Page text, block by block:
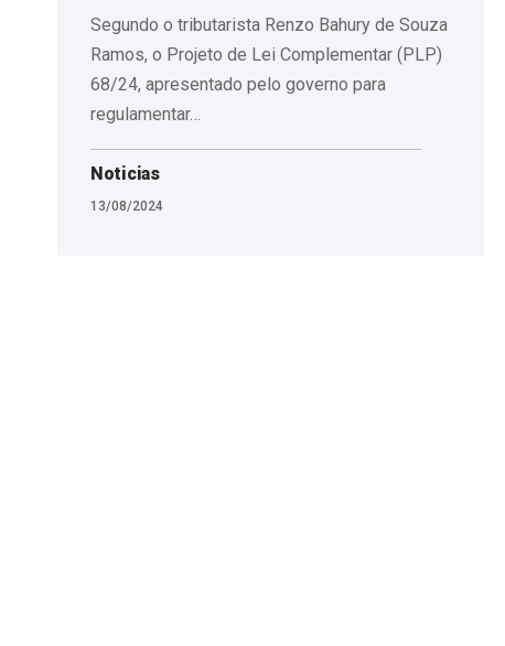
Segundo o tributarista Renzo Bahury de Souza
Ramos, o Projeto de Lei Complementar (PLP)
68/24, apresentado pelo governo para
regulamentar…
Noticias
13/08/2024